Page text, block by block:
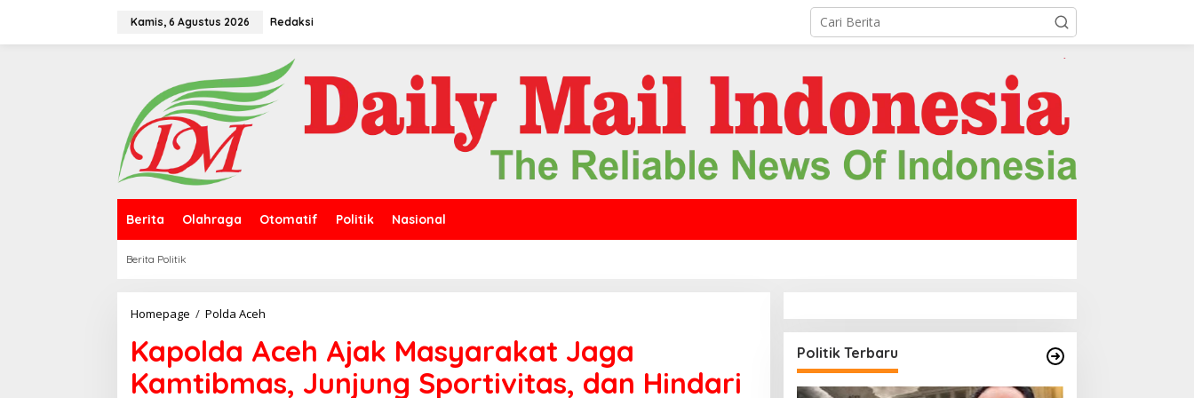
Kamis, 6 Agustus 2026 Redaksi
Berita Olahraga Otomatif Politik Nasional
Berita Politik
Homepage / Polda Aceh
p
o
l
d
Kapolda Aceh Ajak Masyarakat Jaga
Kamtibmas, Junjung Sportivitas, dan Hindari
Politik Terbaru